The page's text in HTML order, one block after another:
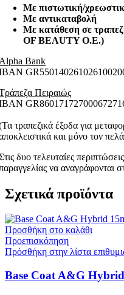
Με πιστωτική/
Με αντικαταβολή
Με κατάθεση σε
OF BEAUTY O.E.)
Bank
Πειραιώς
τραπεζικά έξοδα για
και μόνο τον
δυο τελευταίες
να αναγράφονται
Σχετικά προϊόντα
Προσθήκη στο καλάθι
Προεπισκόπηση
Πρόσθήκη στην λίστα
Base Coat A&G